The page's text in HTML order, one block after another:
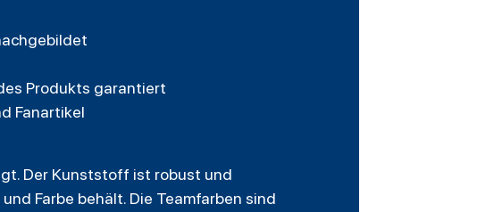
Produkts garantiert
Fanartikel
Der Kunststoff ist robust und
Farbe behält. Die Teamfarben sind